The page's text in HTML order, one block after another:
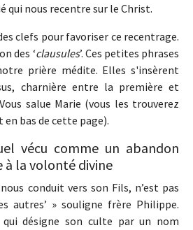
qui nous recentre sur le Christ.
clefs pour favoriser ce recentrage.
des ‘clausules’. Ces petites phrases
prière médite. Elles s'insèrent
charnière entre la première et
salue Marie (vous les trouverez
bas de cette page).
vécu comme un abandon
la volonté divine
conduit vers son Fils, n’est pas
autres’ » souligne frère Philippe.
qui désigne son culte par un nom